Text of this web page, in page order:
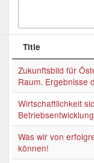
Title
Zukunftsbild für
Raum. Ergebnisse
Wirtschaftlichkeit
Was wir von
können!